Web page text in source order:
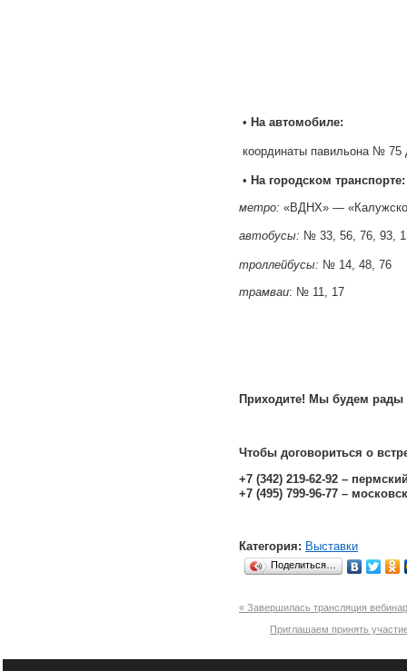
• На автомобиле:
координаты павильона № 75
• На городском транспорте:
метро: «ВДНХ» — «Калужско-
автобусы: № 33, 56, 76, 93,
троллейбусы: № 14, 48, 76
трамваи: № 11, 17
Приходите! Мы будем рады
Чтобы договориться о
+7 (342) 219-62-92 –
+7 (495) 799-96-77 –
Категория: Выставки
Поделиться…
« Завершилась трансляция
Приглашаем принять